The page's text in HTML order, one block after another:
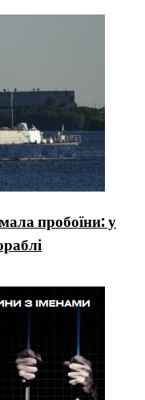
пробоїни: у